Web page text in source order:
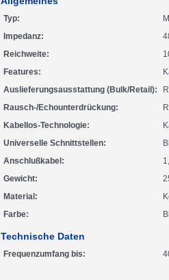
Typ
Impedanz
Reichweite
Features
Auslieferungsausstattung (Bulk/Retail)
Rausch-/Echounterdrückung
Kabellos-Technologie
Universelle Schnittstellen
Anschlußkabel
Gewicht
Material
Farbe
Technische Daten
Frequenzumfang bis